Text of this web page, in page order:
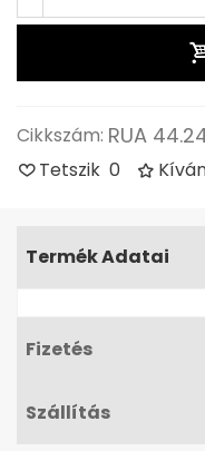
Cikkszám: RUA
Tetszik 0
Termék Adatai
Fizetés
Szállítás